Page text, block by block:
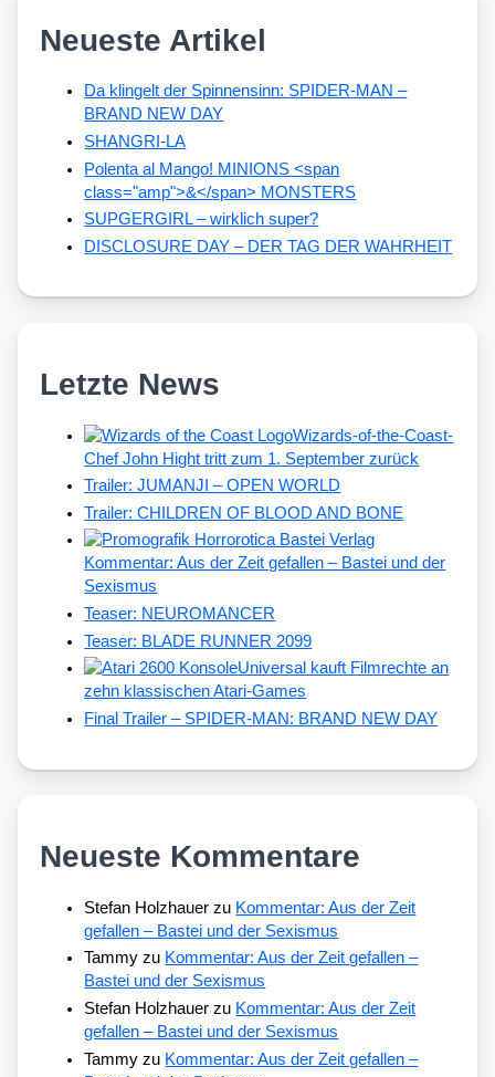
Neueste Artikel
Da klingelt der Spinnensinn: SPIDER-MAN –
BRAND NEW DAY
SHANGRI-LA
Polenta al Mango! MINIONS <span
class="amp">&</span> MONSTERS
SUPGERGIRL – wirklich super?
DISCLOSURE DAY – DER TAG DER WAHRHEIT
Letzte News
Wizards-of-the-Coast-
Chef John Hight tritt zum 1. September zurück
Trailer: JUMANJI – OPEN WORLD
Trailer: CHILDREN OF BLOOD AND BONE
Kommentar: Aus der Zeit gefallen – Bastei und der
Sexismus
Teaser: NEUROMANCER
Teaser: BLADE RUNNER 2099
Universal kauft Filmrechte an
zehn klassischen Atari-Games
Final Trailer – SPIDER-MAN: BRAND NEW DAY
Neueste Kommentare
Stefan Holzhauer zu Kommentar: Aus der Zeit
gefallen – Bastei und der Sexismus
Tammy zu Kommentar: Aus der Zeit gefallen –
Bastei und der Sexismus
Stefan Holzhauer zu Kommentar: Aus der Zeit
gefallen – Bastei und der Sexismus
Tammy zu Kommentar: Aus der Zeit gefallen –